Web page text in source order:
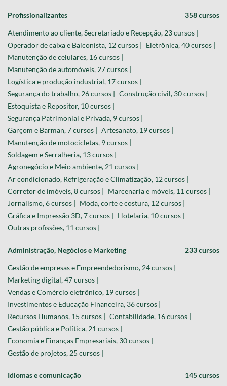
Profissionalizantes 358 cursos
Atendimento ao cliente, Secretariado e Recepção, 23 cursos |
Operador de caixa e Balconista, 12 cursos | Eletrônica, 40 cursos |
Manutenção de celulares, 16 cursos |
Manutenção de automóveis, 27 cursos |
Logística e produção industrial, 17 cursos |
Segurança do trabalho, 26 cursos | Construção civil, 30 cursos |
Estoquista e Repositor, 10 cursos |
Segurança Patrimonial e Privada, 9 cursos |
Garçom e Barman, 7 cursos | Artesanato, 19 cursos |
Manutenção de motocicletas, 9 cursos |
Soldagem e Serralheria, 13 cursos |
Agronegócio e Meio ambiente, 21 cursos |
Ar condicionado, Refrigeração e Climatização, 12 cursos |
Corretor de imóveis, 8 cursos | Marcenaria e móveis, 11 cursos |
Jornalismo, 6 cursos | Moda, corte e costura, 12 cursos |
Gráfica e Impressão 3D, 7 cursos | Hotelaria, 10 cursos |
Outras profissões, 11 cursos |
Administração, Negócios e Marketing 233 cursos
Gestão de empresas e Empreendedorismo, 24 cursos |
Marketing digital, 47 cursos |
Vendas e Comércio eletrônico, 19 cursos |
Investimentos e Educação Financeira, 36 cursos |
Recursos Humanos, 15 cursos | Contabilidade, 16 cursos |
Gestão pública e Política, 21 cursos |
Economia e Finanças Empresariais, 30 cursos |
Gestão de projetos, 25 cursos |
Idiomas e comunicação 145 cursos